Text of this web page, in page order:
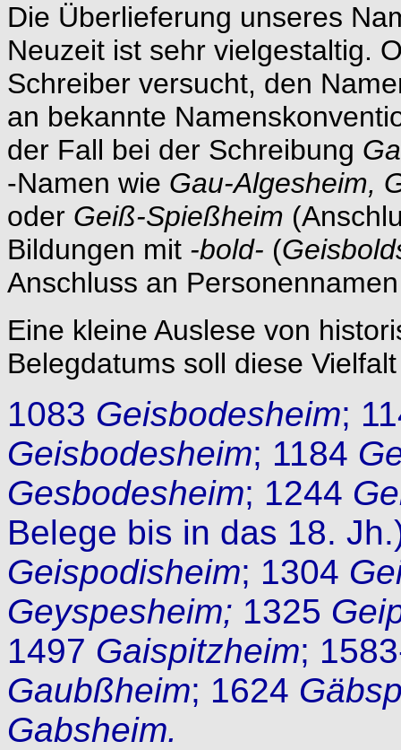
Die Überlieferung unseres
Neuzeit ist sehr vielgestaltig.
Schreiber versucht, den
an bekannte
der Fall bei der Schreibung
-Namen wie Gau-Algesheim,
oder Geiß-Spießheim
Bildungen mit -bold- (
Anschluss an
Eine kleine Auslese von
Belegdatums soll diese
1083 Geisbodesheim;
Geisbodesheim; 1184
Gesbodesheim; 1244
Belege bis in das 18.
Geispodisheim; 1304
Geyspesheim; 1325
1497 Gaispitzheim;
Gaubßheim; 1624
Gabsheim.